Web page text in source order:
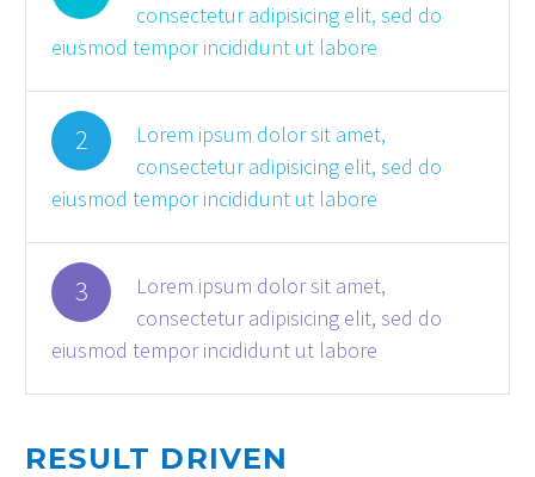
consectetur adipisicing elit, sed do
eiusmod tempor incididunt ut labore
2
Lorem ipsum dolor sit amet,
consectetur adipisicing elit, sed do
eiusmod tempor incididunt ut labore
3
Lorem ipsum dolor sit amet,
consectetur adipisicing elit, sed do
eiusmod tempor incididunt ut labore
RESULT DRIVEN